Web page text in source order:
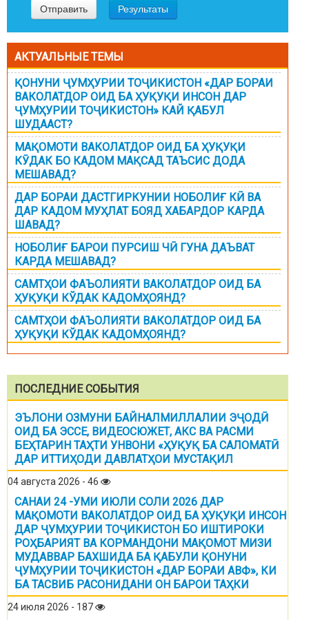
АКТУАЛЬНЫЕ ТЕМЫ
ҚОНУНИ ҶУМҲУРИИ ТОҶИКИСТОН «ДАР БОРАИ
ВАКОЛАТДОР ОИД БА ҲУҚУҚИ ИНСОН ДАР
ҶУМҲУРИИ ТОҶИКИСТОН» КАЙ ҚАБУЛ
ШУДААСТ?
МАҚОМОТИ ВАКОЛАТДОР ОИД БА ҲУҚУҚИ
КӮДАК БО КАДОМ МАҚСАД ТАЪСИС ДОДА
МЕШАВАД?
ДАР БОРАИ ДАСТГИРКУНИИ НОБОЛИҒ КӢ ВА
ДАР КАДОМ МУҲЛАТ БОЯД ХАБАРДОР КАРДА
ШАВАД?
НОБОЛИҒ БАРОИ ПУРСИШ ЧӢ ГУНА ДАЪВАТ
КАРДА МЕШАВАД?
САМТҲОИ ФАЪОЛИЯТИ ВАКОЛАТДОР ОИД БА
ҲУҚУҚИ КЎДАК КАДОМҲОЯНД?
САМТҲОИ ФАЪОЛИЯТИ ВАКОЛАТДОР ОИД БА
ҲУҚУҚИ КЎДАК КАДОМҲОЯНД?
ПОСЛЕДНИЕ СОБЫТИЯ
ЭЪЛОНИ ОЗМУНИ БАЙНАЛМИЛЛАЛИИ ЭҶОДӢ
ОИД БА ЭССЕ, ВИДЕОСЮЖЕТ, АКС ВА РАСМИ
БЕҲТАРИН ТАҲТИ УНВОНИ «ҲУҚУҚ БА САЛОМАТӢ
ДАР ИТТИҲОДИ ДАВЛАТҲОИ МУСТАҚИЛ
04 августа 2026 - 46
САНАИ 24 -УМИ ИЮЛИ СОЛИ 2026 ДАР
МАҚОМОТИ ВАКОЛАТДОР ОИД БА ҲУҚУҚИ ИНСОН
ДАР ҶУМҲУРИИ ТОҶИКИСТОН БО ИШТИРОКИ
РОҲБАРИЯТ ВА КОРМАНДОНИ МАҚОМОТ МИЗИ
МУДАВВАР БАХШИДА БА ҚАБУЛИ ҚОНУНИ
ҶУМҲУРИИ ТОҶИКИСТОН «ДАР БОРАИ АВФ», КИ
БА ТАСВИБ РАСОНИДАНИ ОН БАРОИ ТАҲКИ
24 июля 2026 - 187